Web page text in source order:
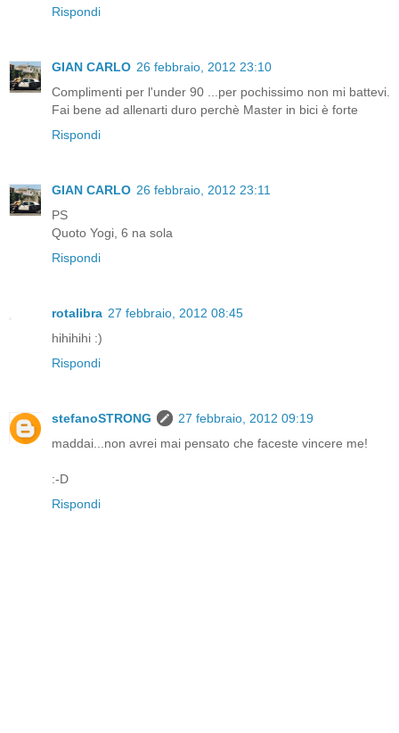
Rispondi
GIAN CARLO 26 febbraio, 2012 23:10
Complimenti per l'under 90 ...per pochissimo non mi battevi.
Fai bene ad allenarti duro perchè Master in bici è forte
Rispondi
GIAN CARLO 26 febbraio, 2012 23:11
PS
Quoto Yogi, 6 na sola
Rispondi
rotalibra 27 febbraio, 2012 08:45
hihihihi :)
Rispondi
stefanoSTRONG
27 febbraio, 2012 09:19
maddai...non avrei mai pensato che faceste vincere me!
:-D
Rispondi